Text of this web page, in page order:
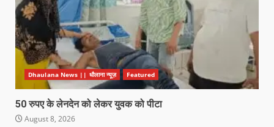
Dhaulana News || धौलाना न्यूज़ Featured
50 रुपए के लेनदेन को लेकर युवक को पीटा
August 8, 2026